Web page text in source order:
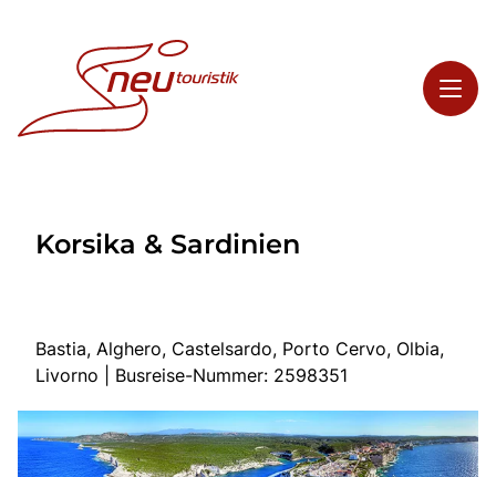
Highlights
Start
Busreisen
Korsika & Sardinien
Bastia, Alghero, Castelsardo, Porto Cervo, Olbia,
Livorno | Busreise-Nummer: 2598351